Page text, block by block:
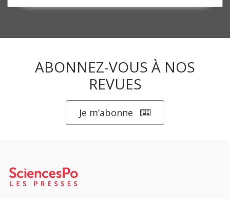
ABONNEZ-VOUS À NOS
REVUES
Je m’abonne